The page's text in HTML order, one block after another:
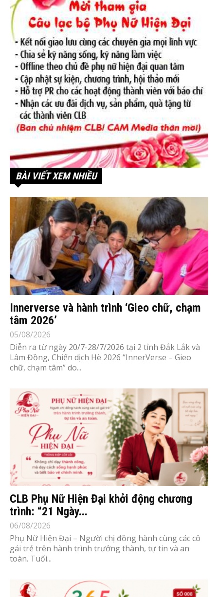
BÀI VIẾT XEM NHIỀU
Innerverse và hành trình ‘Gieo chữ, chạm
tâm 2026’
05/08/2026
Diễn ra từ ngày 20/7-28/7/2026 tại 2 tỉnh Đắk Lắk và
Lâm Đồng, Chiến dịch Hè 2026 “InnerVerse – Gieo
chữ, chạm tâm” do...
CLB Phụ Nữ Hiện Đại khởi động chương
trình: “21 Ngày...
06/08/2026
Phụ Nữ Hiện Đại – Người chị đồng hành cùng các cô
gái trẻ trên hành trình trưởng thành, tự tin và an
toàn. Tuổi...